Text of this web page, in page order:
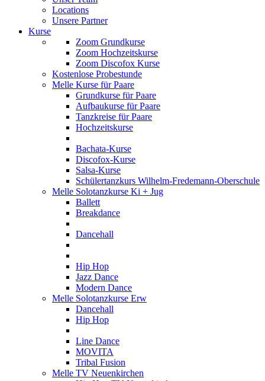
Locations
Unsere Partner
Kurse
Zoom Grundkurse
Zoom Hochzeitskurse
Zoom Discofox Kurse
Kostenlose Probestunde
Melle Kurse für Paare
Grundkurse für Paare
Aufbaukurse für Paare
Tanzkreise für Paare
Hochzeitskurse
Bachata-Kurse
Discofox-Kurse
Salsa-Kurse
Schülertanzkurs Wilhelm-Fredemann-Oberschule
Melle Solotanzkurse Ki + Jug
Ballett
Breakdance
Dancehall
Hip Hop
Jazz Dance
Modern Dance
Melle Solotanzkurse Erw
Dancehall
Hip Hop
Line Dance
MOVITA
Tribal Fusion
Melle TV Neuenkirchen